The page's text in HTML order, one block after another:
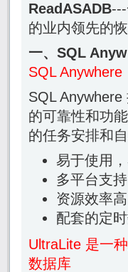
ReadASADB
的业内领先的恢
一、SQL
SQL
SQL
的可靠性和功
的任务安排和
易于使用
多平台支持
资源效率高
配套的定
UltraLite 是一
数据库